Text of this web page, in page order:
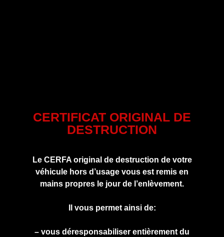
CERTIFICAT ORIGINAL DE
DESTRUCTION
Le CERFA original de destruction de votre
véhicule hors d’usage vous est remis en
mains propres le jour de l’enlèvement.
Il vous permet ainsi de:
– vous déresponsabiliser entièrement du